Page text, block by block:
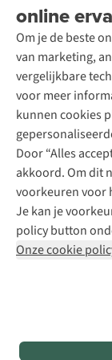
online
Om je de beste
van marketing,
vergelijkbare
voor meer
kunnen cookies
Door “Alles
akkoord. Om dit
voorkeuren voor
Je kan je
policy button
Onze cookie
Contact
Wasservice
Schoenonderhoud
Schoenherstelling
Kledingherstelling
Retouches
Voor bedrijven
Podcast
Explore Academy
Explore Camp
Gear Check
Inspiratie & advies
Meld je aan voor
Disclaimer